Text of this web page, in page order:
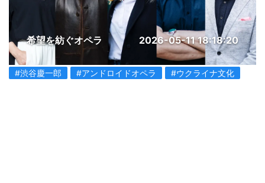
希望を紡ぐオペラ 2026-05-11 18:18:20
#渋谷慶一郎 #アンドロイドオペラ #ウクライナ文化